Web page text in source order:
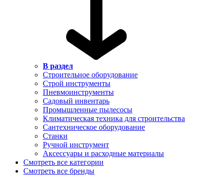
В раздел
Строительное оборудование
Строй инструменты
Пневмоинструменты
Садовый инвентарь
Промышленные пылесосы
Климатическая техника для строительства
Сантехническое оборудование
Станки
Ручной инструмент
Аксессуары и расходные материалы
Смотреть все категории
Смотреть все бренды